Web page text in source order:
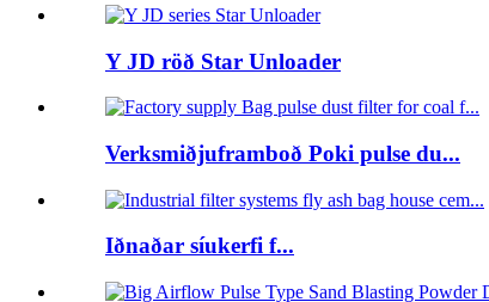
Y JD röð Star Unloader
Verksmiðjuframboð Poki pulse du...
Iðnaðar síukerfi f...